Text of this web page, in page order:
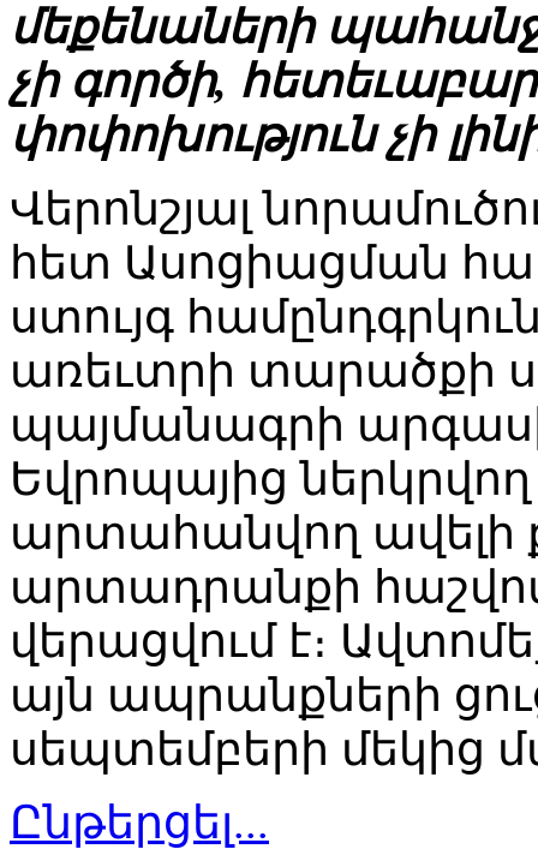
մեքենաների
չի գործի,
փոփոխություն չի
Վերոնշյալ
հետ Ասոցիացման
ստույգ
առեւտրի տարածքի
պայմանագրի
Եվրոպայից
արտահանվող ավելի
արտադրանքի
վերացվում է։
այն ապրանքների
սեպտեմբերի մեկից
Ընթերցել...